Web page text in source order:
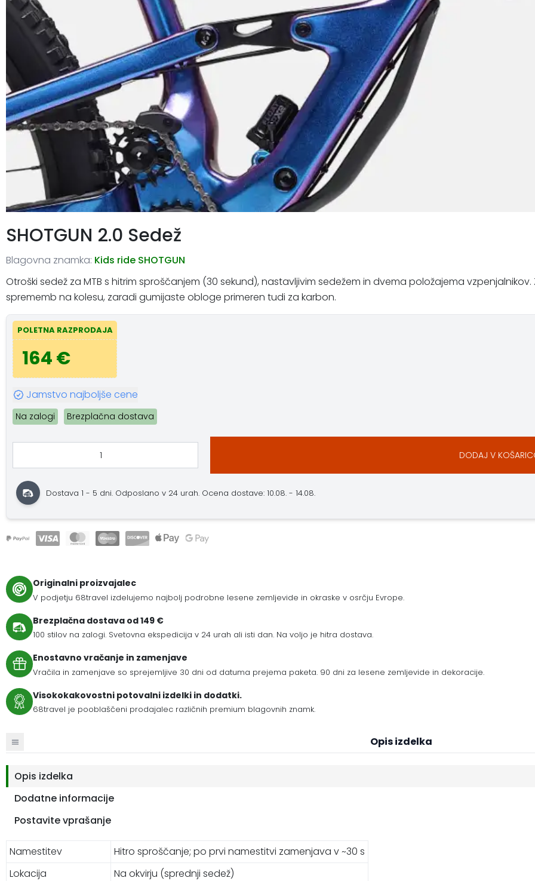
SHOTGUN 2.0 Sedež
Blagovna znamka: Kids ride SHOTGUN
Otroški sedež za MTB s hitrim sproščanjem (30 sekund), nastavljivim sedežem in dvema položajema
sprememb na kolesu, zaradi gumijaste obloge primeren tudi za karbon.
POLETNA RAZPRODAJA
164 €
Jamstvo najboljše cene
Na zalogi Brezplačna dostava
DODAJ V
Dostava 1 - 5 dni. Odposlano v 24 urah. Ocena dostave: 10.08. - 14.08.
Originalni proizvajalec
V podjetju 68travel izdelujemo najbolj podrobne lesene zemljevide in okraske v osrčju Evrope.
Brezplačna dostava od 149 €
100 stilov na zalogi. Svetovna ekspedicija v 24 urah ali isti dan. Na voljo je hitra dostava.
Enostavno vračanje in zamenjave
Vračila in zamenjave so sprejemljive 30 dni od datuma prejema paketa. 90 dni za lesene zemljevide in dekoracije.
Visokokakovostni potovalni izdelki in dodatki.
68travel je pooblaščeni prodajalec različnih premium blagovnih znamk.
Opis izdelka
Opis izdelka
Dodatne informacije
Postavite vprašanje
Namestitev
Hitro sproščanje; po prvi namestitvi zamenjava v ~30 s
Lokacija
Na okvirju (sprednji sedež)